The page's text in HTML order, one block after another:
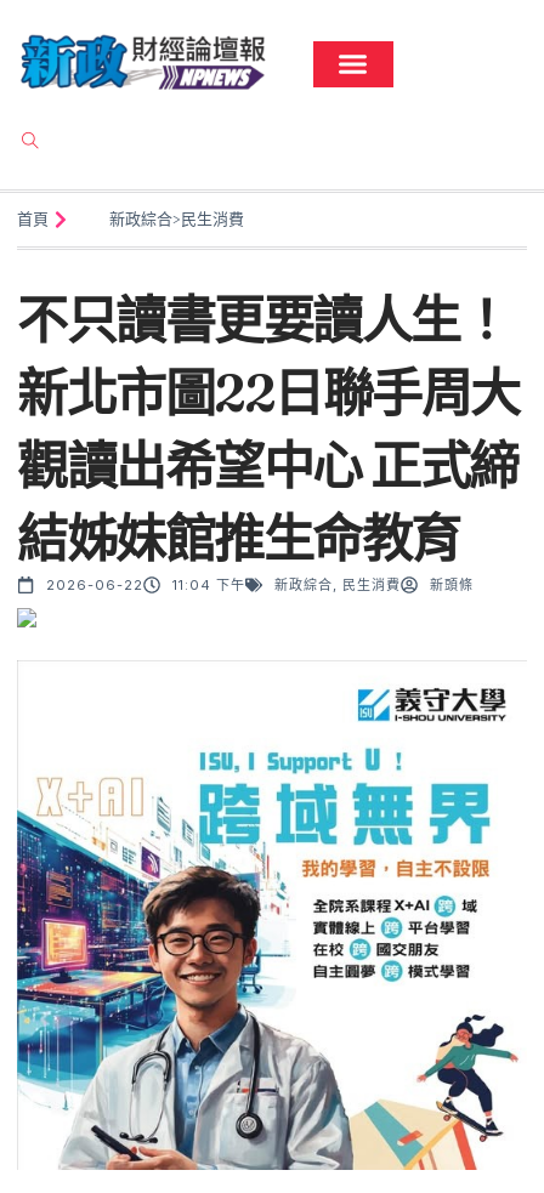
首頁 新政綜合>民生消費
不只讀書更要讀人生！
新北市圖22日聯手周大
觀讀出希望中心 正式締
結姊妹館推生命教育
2026-06-22 11:04 下午 新政綜合 民生消費 新頭條